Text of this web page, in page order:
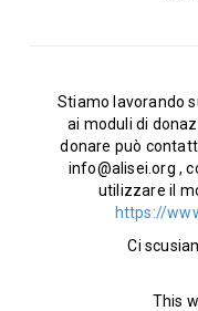
You may use these
title=""> <b>
Stiamo lavorando
ai moduli di
donare può
info@alisei.org ,
utilizzare il
https://
Ci
This